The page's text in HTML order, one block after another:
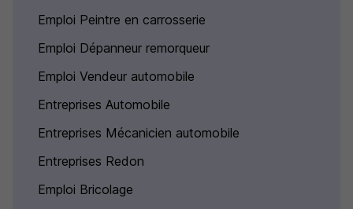
Emploi Peintre en carrosserie
Emploi Dépanneur remorqueur
Emploi Vendeur automobile
Entreprises Automobile
Entreprises Mécanicien automobile
Entreprises Redon
Emploi Bricolage